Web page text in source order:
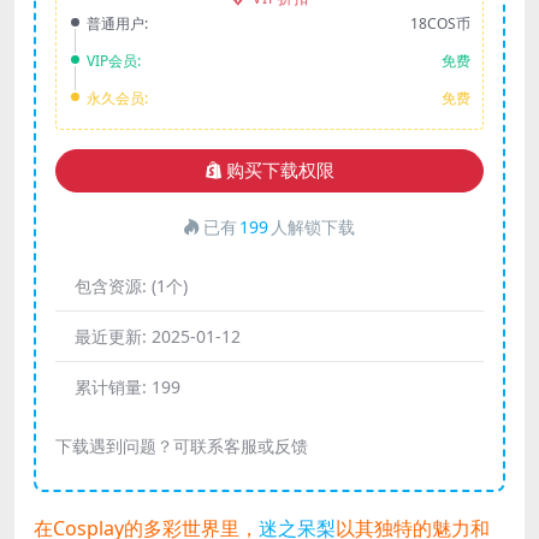
普通用户:
18COS币
VIP会员:
免费
永久会员:
免费
购买下载权限
已有199 人解锁下载
包含资源: (1个)
最近更新: 2025-01-12
累计销量: 199
下载遇到问题？可联系客服或反馈
在Cosplay的多彩世界里， 迷之呆梨以其独特的魅力和